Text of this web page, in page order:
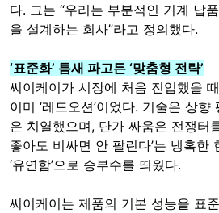
다. 그는 “우리는 부분적인 기계 납
을 설계하는 회사”라고 정의했다.
‘표준화’ 틈새 파고든 ‘맞춤형 전략’
씨이케이가 시장에 처음 진입했을
이미 ‘레드오션’이었다. 기술은 상
은 치열했으며, 단가 싸움은 전쟁터
좋아도 비싸면 안 팔린다’는 냉혹한
‘유연함’으로 승부수를 띄웠다.
씨이케이는 제품의 기본 성능을 표